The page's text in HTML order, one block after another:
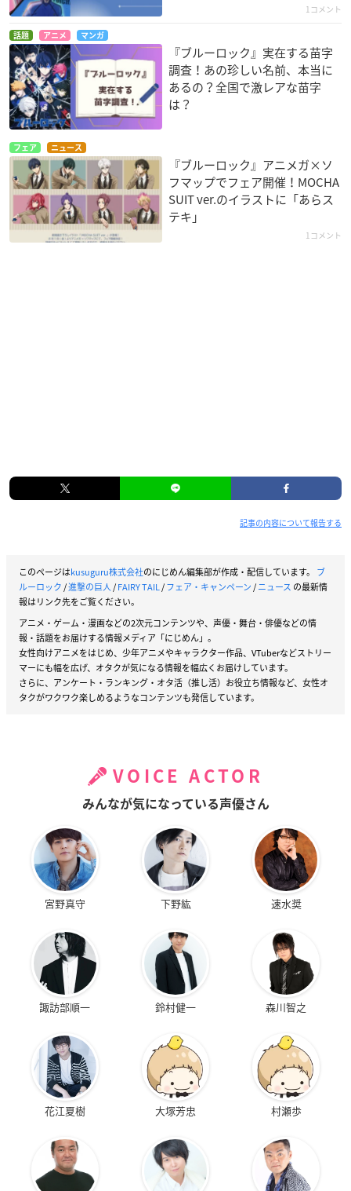
1コメント
話題 アニメ マンガ
『ブルーロック』実在する苗字
調査！あの珍しい名前、本当に
あるの？全国で激レアな苗字
は？
フェア ニュース
『ブルーロック』アニメガ×ソ
フマップでフェア開催！MOCHA
SUIT ver.のイラストに「あらス
テキ」
1コメント
記事の内容について報告する
このページはkusuguru株式会社のにじめん編集部が作成・配信しています。 ブ
ルーロック/進撃の巨人/FAIRY TAIL/フェア・キャンペーン/ニュース の最新情
報はリンク先をご覧ください。
アニメ・ゲーム・漫画などの2次元コンテンツや、声優・舞台・俳優などの情
報・話題をお届けする情報メディア「にじめん」。
女性向けアニメをはじめ、少年アニメやキャラクター作品、VTuberなどストリー
マーにも幅を広げ、オタクが気になる情報を幅広くお届けしています。
さらに、アンケート・ランキング・オタ活（推し活）お役立ち情報など、女性オ
タクがワクワク楽しめるようなコンテンツも発信しています。
VOICE ACTOR
みんなが気になっている声優さん
宮野真守 下野紘 速水奨
諏訪部順一 鈴村健一 森川智之
花江夏樹 大塚芳忠 村瀬歩